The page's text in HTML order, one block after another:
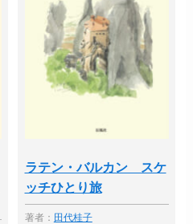
ラテン・バルカン スケ
ッチひとり旅
著者： 田代桂子